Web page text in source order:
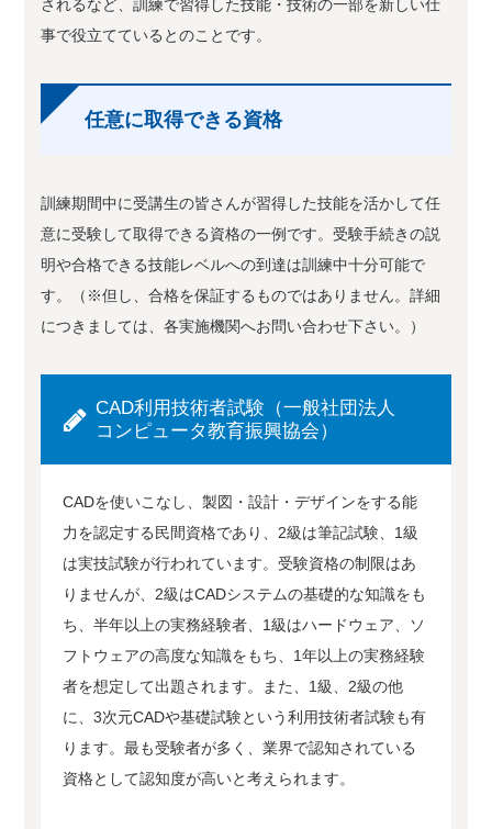
されるなど、訓練で習得した技能・技術の一部を新しい仕
事で役立てているとのことです。
任意に取得できる資格
訓練期間中に受講生の皆さんが習得した技能を活かして任
意に受験して取得できる資格の一例です。受験手続きの説
明や合格できる技能レベルへの到達は訓練中十分可能で
す。（※但し、合格を保証するものではありません。詳細
につきましては、各実施機関へお問い合わせ下さい。）
CAD利用技術者試験（一般社団法人
コンピュータ教育振興協会）
CADを使いこなし、製図・設計・デザインをする能
力を認定する民間資格であり、2級は筆記試験、1級
は実技試験が行われています。受験資格の制限はあ
りませんが、2級はCADシステムの基礎的な知識をも
ち、半年以上の実務経験者、1級はハードウェア、ソ
フトウェアの高度な知識をもち、1年以上の実務経験
者を想定して出題されます。また、1級、2級の他
に、3次元CADや基礎試験という利用技術者試験も有
ります。最も受験者が多く、業界で認知されている
資格として認知度が高いと考えられます。